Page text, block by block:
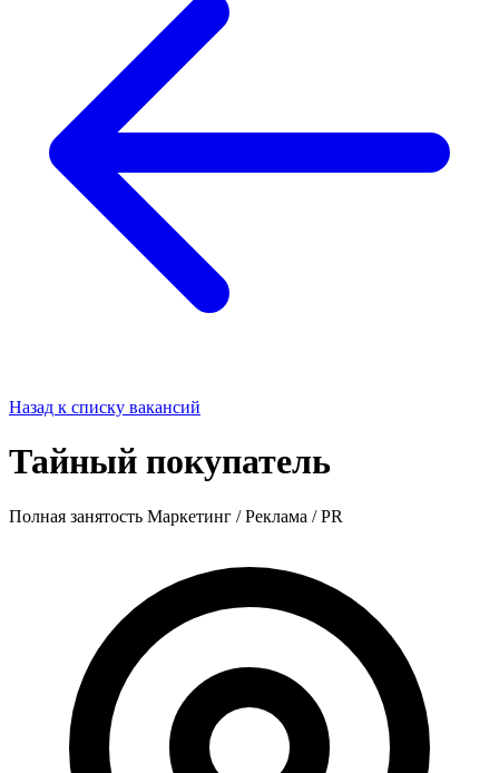
Назад к списку вакансий
Тайный покупатель
Полная занятость Маркетинг / Реклама / PR